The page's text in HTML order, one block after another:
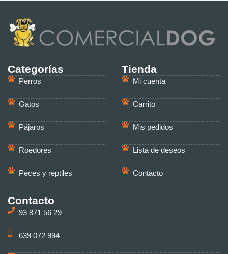
Categorías
Perros
Gatos
Pájaros
Roedores
Peces y reptiles
Tienda
Mi cuenta
Carrito
Mis pedidos
Lista de deseos
Contacto
Contacto
93 871 56 29
639 072 994